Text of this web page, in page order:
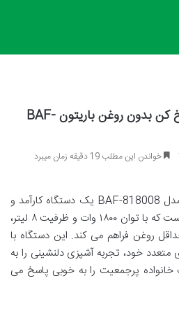
نقد و بررسی کامل سرخ کن بدون روغن باریتون BAF-
خواندن این مطلب 19 دقیقه زمان میبرد
سرخ کن بدون روغن باریتون مدل BAF-818008 یک دستگاه کارآمد و
مدرن برای پخت وپز سالم تر است که با توان ۱۸۰۰ وات و ظرفیت ۸ لیتر،
روغن فراهم می کند. این دستگاه با
متعدد خود، تجربه آشپزی دلنشینی را به
خانواده پرجمعیت را به خوبی پاسخ می